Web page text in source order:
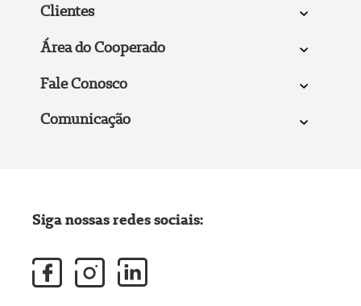
Clientes
Área do Cooperado
Fale Conosco
Comunicação
Siga nossas redes sociais: